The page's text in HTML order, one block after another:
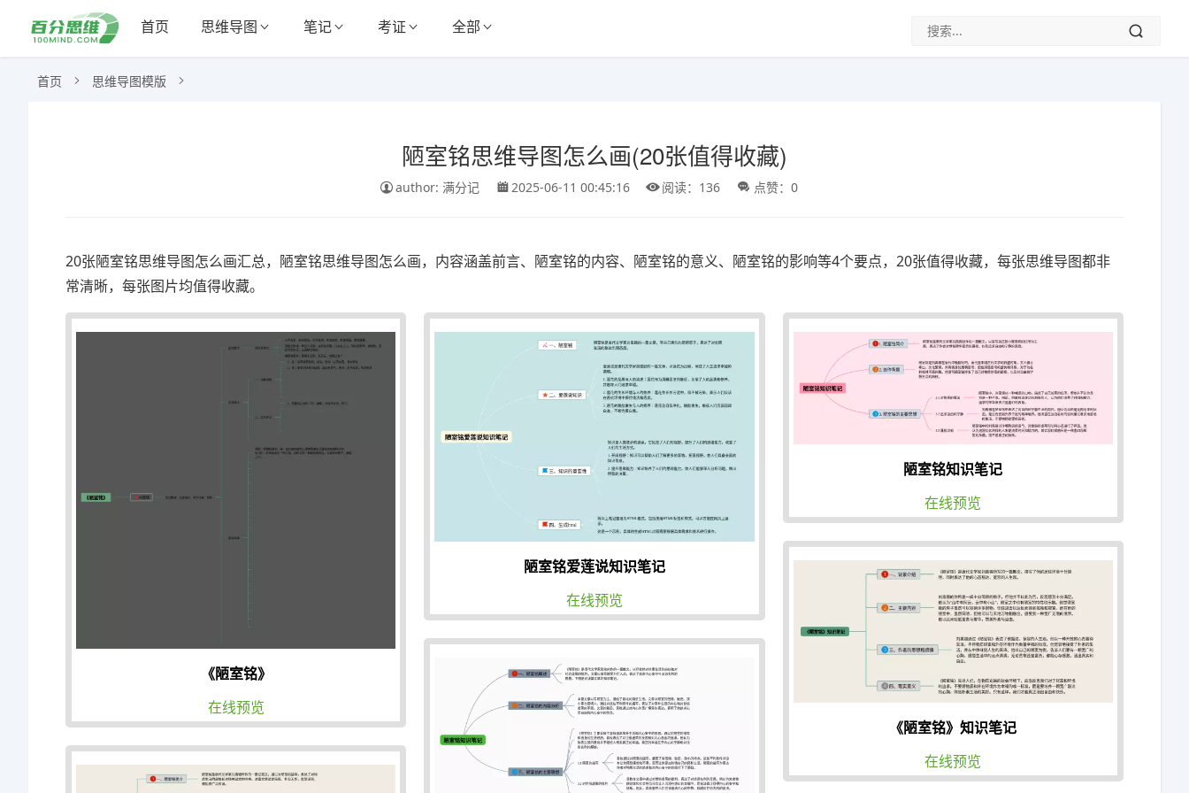
首页 思维导图 笔记 考证 全部
首页 思维导图模版
陋室铭思维导图怎么画(20张值得收藏)
author: 满分记 2025-06-11 00:45:16 阅读：136 点赞：0
20张陋室铭思维导图怎么画汇总，陋室铭思维导图怎么画，内容涵盖前言、陋室铭的内容、陋室铭的意义、陋室铭的影响等4个要点，20张值得收藏，每张思维导图都非
常清晰，每张图片均值得收藏。
《陋室铭》
在线预览
陋室铭爱莲说知识笔记
在线预览
陋室铭知识笔记
在线预览
《陋室铭》知识笔记
在线预览